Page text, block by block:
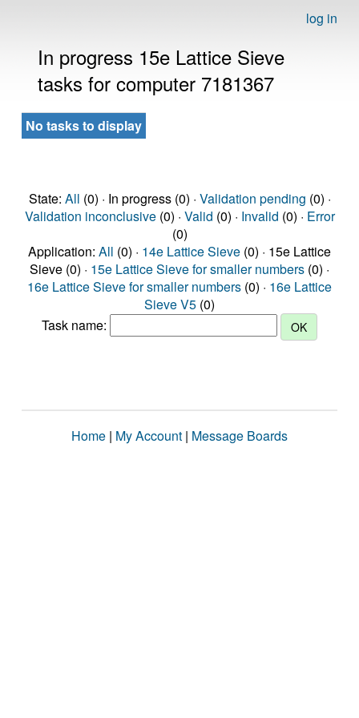
log in
In progress 15e Lattice Sieve
tasks for computer 7181367
No tasks to display
State: All (0) · In progress (0) · Validation pending (0) ·
Validation inconclusive(0) · Valid (0) · Invalid (0) · Error
(0)
Application: All (0) · 14e Lattice Sieve (0) · 15e Lattice
Sieve (0) · 15e Lattice Sieve for smaller numbers (0) ·
16e Lattice Sieve for smaller numbers (0) · 16e Lattice
Sieve V5 (0)
Task name:
Home | My Account | Message Boards